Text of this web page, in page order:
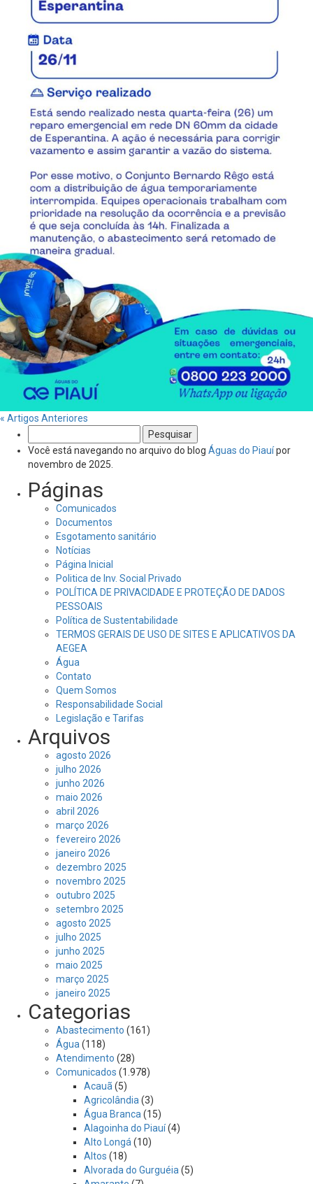
« Artigos Anteriores
por:
Você está navegando no arquivo do blog Águas do Piauípor
novembro de 2025.
Páginas
Comunicados
Documentos
Esgotamento sanitário
Notícias
Página Inicial
Politica de Inv. Social Privado
POLÍTICA DE PRIVACIDADE E PROTEÇÃO DE DADOS
PESSOAIS
Política de Sustentabilidade
TERMOS GERAIS DE USO DE SITES E APLICATIVOS DA
AEGEA
Água
Contato
Quem Somos
Responsabilidade Social
Legislação e Tarifas
Arquivos
agosto 2026
julho 2026
junho 2026
maio 2026
abril 2026
março 2026
fevereiro 2026
janeiro 2026
dezembro 2025
novembro 2025
outubro 2025
setembro 2025
agosto 2025
julho 2025
junho 2025
maio 2025
março 2025
janeiro 2025
Categorias
Abastecimento (161)
Água (118)
Atendimento (28)
Comunicados (1.978)
Acauã (5)
Agricolândia (3)
Água Branca (15)
Alagoinha do Piauí(4)
Alto Longá (10)
Altos (18)
Alvorada do Gurguéia (5)